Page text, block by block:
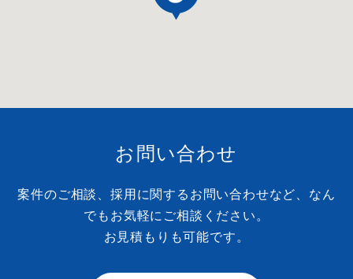
お問い合わせ
案件のご相談、採用に関するお問い合わせなど、なん
でもお気軽にご相談ください。
お見積もりも可能です。